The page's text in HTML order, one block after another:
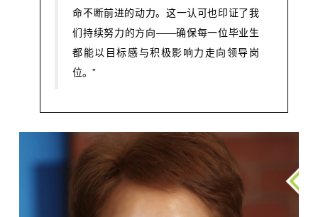
命不断前进的动力。这一认可也印证了我
们持续努力的方向——确保每一位毕业生
都能以目标感与积极影响力走向领导岗
位。”